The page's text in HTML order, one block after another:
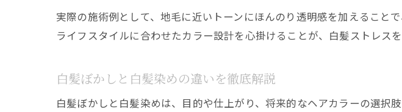
白髪ぼかしで長く
白髪ぼかしの色持
実際の施術例として、地毛に近いトーンにほんのり透明感を加えること
ライフスタイルに合わせたカラー設計を心掛けることが、白髪ストレス
白髪ぼかしと白髪染めの違いを徹底解説
白髪ぼかしと白髪染めは、目的や仕上がり、将来的なヘアカラーの選択